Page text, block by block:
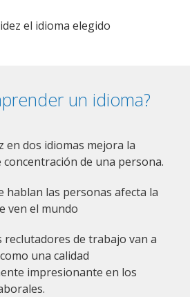
el idioma elegido
un idioma?
en dos idiomas mejora la
concentración de una persona.
hablan las personas afecta la
ven el mundo
reclutadores de trabajo van a
una calidad
impresionante en los